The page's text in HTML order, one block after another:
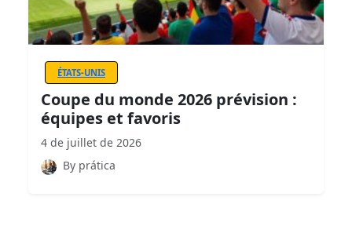
ÉTATS-UNIS
Coupe du monde 2026 prévision :
équipes et favoris
4 de juillet de 2026
By prática